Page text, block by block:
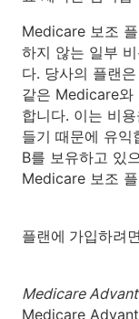
Medicare 보조
하지 않는 일부
다. 당사의 플랜
같은 Medicare와
합니다. 이는 비
들기 때문에 유
B를 보유하고 있
Medicare 보조
플랜에 가입하려
Medicare
Medicare